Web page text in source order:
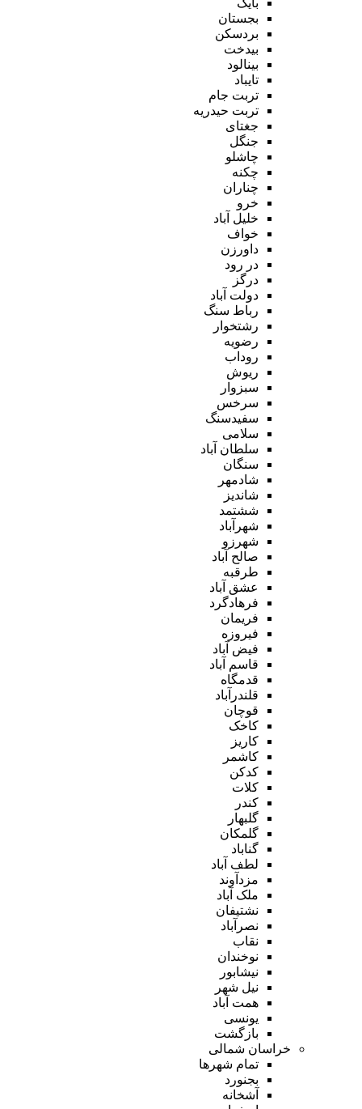
بجستان
بردسکن
بیدخت
بینالود
تایباد
تربت جام
تربت حیدریه
جغتای
جنگل
چاشلو
چکنه
چناران
خرو
خلیل آباد
خواف
داورزن
در رود
درگز
دولت آباد
رباط سنگ
رشتخوار
رضویه
روداب
ریوش
سبزوار
سرخس
سفیدسنگ
سلامی
سلطان آباد
سنگان
شادمهر
شاندیز
ششتمد
شهرآباد
شهرزو
صالح آباد
طرقبه
عشق آباد
فرهادگرد
فریمان
فیروزه
فیض آباد
قاسم آباد
قدمگاه
قلندرآباد
قوچان
کاخک
کاریز
کاشمر
کدکن
کلات
کندر
گلبهار
گلمکان
گناباد
لطف آباد
مزدآوند
ملک آباد
نشتیفان
نصرآباد
نقاب
نوخندان
نیشابور
نیل شهر
همت آباد
یونسی
بازگشت
خراسان شمالی
تمام شهر‌ها
بجنورد
آشخانه